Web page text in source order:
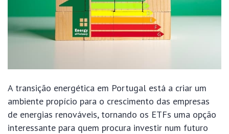
A transição energética em Portugal está a criar um
ambiente propício para o crescimento das empresas
de energias renováveis, tornando os ETFs uma opção
interessante para quem procura investir num futuro